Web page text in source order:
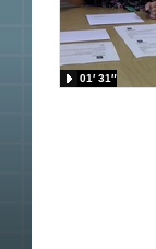
01′ 31″